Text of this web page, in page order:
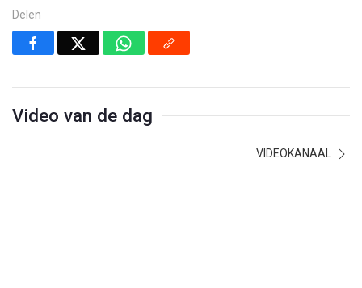
Delen
Video van de dag
VIDEOKANAAL